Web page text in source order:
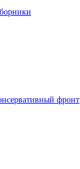
фронт